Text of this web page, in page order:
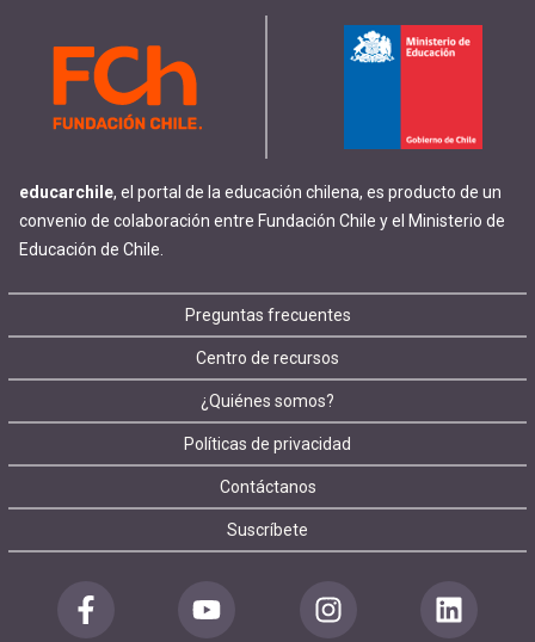
educarchile, el portal de la educación chilena, es producto de un
convenio de colaboración entre Fundación Chile y el Ministerio de
Educación de Chile.
Footer
menu
Preguntas frecuentes
Centro de recursos
¿Quiénes somos?
Políticas de privacidad
Contáctanos
Suscríbete
Redes